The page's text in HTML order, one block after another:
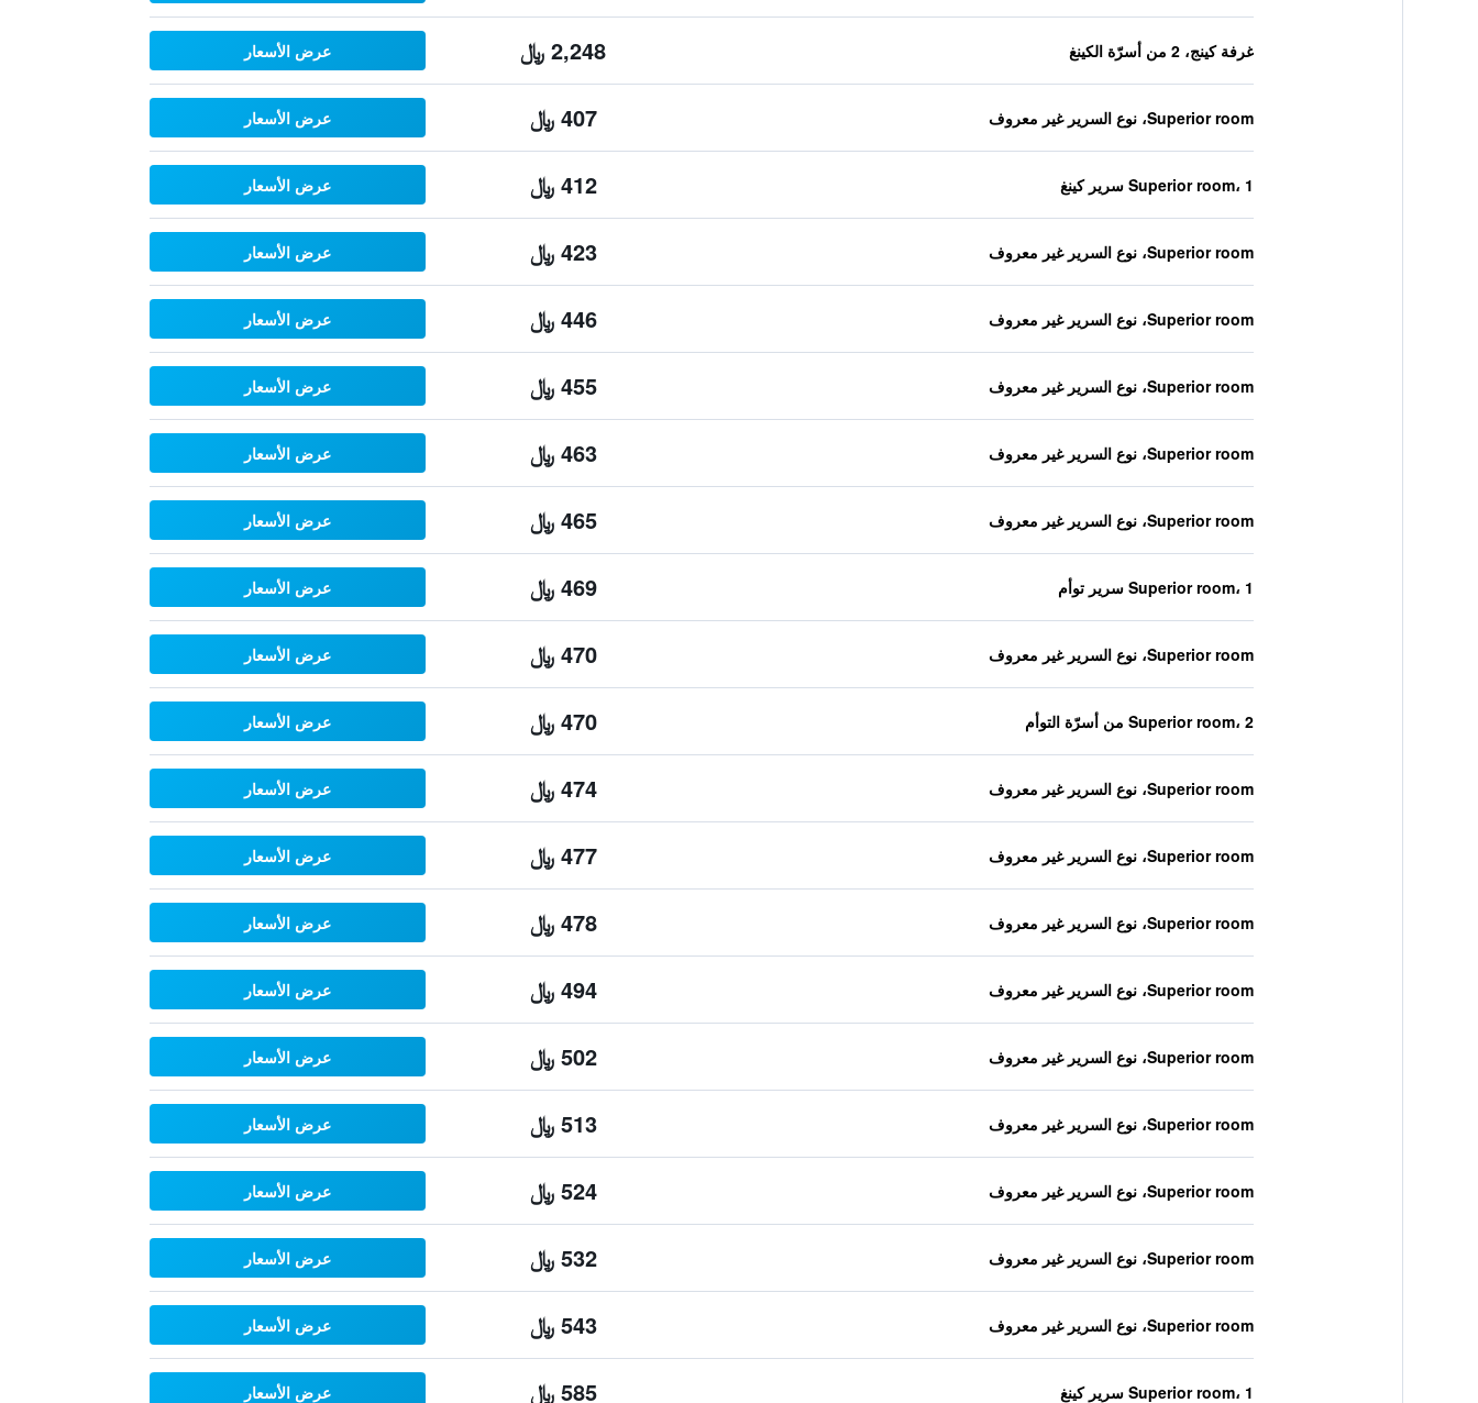
غرفة كينج، 2 من أسرّة الكينغ 2,248 ﷼ عرض الأسعار
Superior room، نوع السرير غير معروف 407 ﷼ عرض الأسعار
Superior room، 1 سرير كينغ 412 ﷼ عرض الأسعار
Superior room، نوع السرير غير معروف 423 ﷼ عرض الأسعار
Superior room، نوع السرير غير معروف 446 ﷼ عرض الأسعار
Superior room، نوع السرير غير معروف 455 ﷼ عرض الأسعار
Superior room، نوع السرير غير معروف 463 ﷼ عرض الأسعار
Superior room، نوع السرير غير معروف 465 ﷼ عرض الأسعار
Superior room، 1 سرير توأم 469 ﷼ عرض الأسعار
Superior room، نوع السرير غير معروف 470 ﷼ عرض الأسعار
Superior room، 2 من أسرّة التوأم 470 ﷼ عرض الأسعار
Superior room، نوع السرير غير معروف 474 ﷼ عرض الأسعار
Superior room، نوع السرير غير معروف 477 ﷼ عرض الأسعار
Superior room، نوع السرير غير معروف 478 ﷼ عرض الأسعار
Superior room، نوع السرير غير معروف 494 ﷼ عرض الأسعار
Superior room، نوع السرير غير معروف 502 ﷼ عرض الأسعار
Superior room، نوع السرير غير معروف 513 ﷼ عرض الأسعار
Superior room، نوع السرير غير معروف 524 ﷼ عرض الأسعار
Superior room، نوع السرير غير معروف 532 ﷼ عرض الأسعار
Superior room، نوع السرير غير معروف 543 ﷼ عرض الأسعار
Superior room، 1 سرير كينغ 585 ﷼ عرض الأسعار